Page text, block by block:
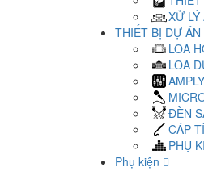
XỬ
THIẾT BỊ DỰ ÁN
LOA
LOA
ĐÈN
CÁP
PHỤ
Phụ kiện